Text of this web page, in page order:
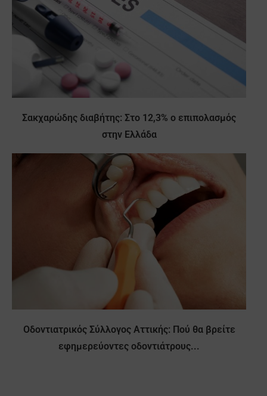
Σακχαρώδης διαβήτης: Στο 12,3% ο επιπολασμός
στην Ελλάδα
Οδοντιατρικός Σύλλογος Αττικής: Πού θα βρείτε
εφημερεύοντες οδοντιάτρους...